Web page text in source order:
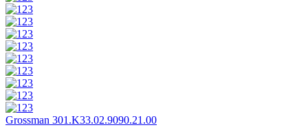
Grossman 301.K33.02.9090.21.00